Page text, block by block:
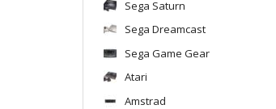
Sega Saturn
Sega Dreamcast
Sega Game Gear
Atari
Amstrad